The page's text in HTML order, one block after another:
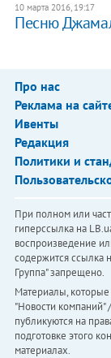
10 марта 2016, 19:17
Песню
Про нас
Реклама на
Ивенты
Редакция
Политики и
При полном или
гиперссылка на
воспроизведение
содержится ссылка
Группа" запрещено.
Материалы,
"Новости компаний"
публикуются на
подготовке этого
материалах.